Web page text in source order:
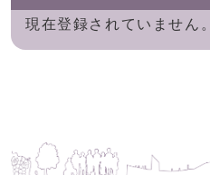
現在登録されていません。